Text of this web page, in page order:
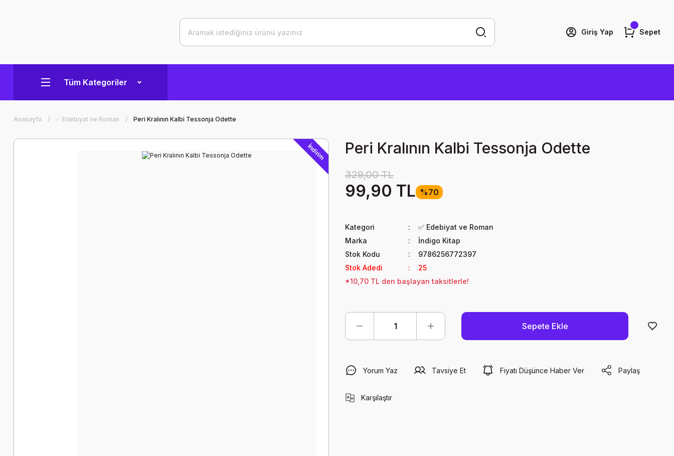
Giriş Yap Sepet
Tüm Kategoriler
Anasayfa ✅ Edebiyat ve Roman Peri Kralının Kalbi Tessonja Odette
İndirim Peri Kralının Kalbi Tessonja Odette
329,00 TL
99,90 TL %70
Kategori
✅ Edebiyat ve Roman
Marka
İndigo Kitap
Stok Kodu
9786256772397
Stok Adedi
25
*10,70 TL den başlayan taksitlerle!
Sepete Ekle
Yorum Yaz Tavsiye Et Fiyatı Düşünce Haber Ver Paylaş
Karşılaştır